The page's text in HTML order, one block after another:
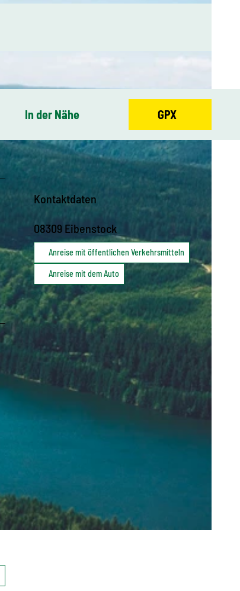
In der Nähe GPX
Kontaktdaten
08309 Eibenstock
Anreise mit öffentlichen Verkehrsmitteln
Anreise mit dem Auto